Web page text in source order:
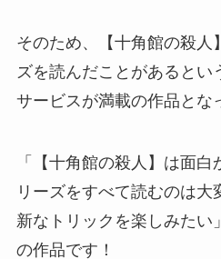
そのため、【十角館の殺人
ズを読んだことがあるとい
サービスが満載の作品とな
「【十角館の殺人】は面
リーズをすべて読むのは
新なトリックを楽しみたい
の作品です！